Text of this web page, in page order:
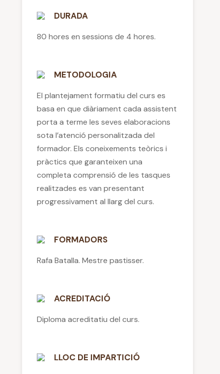
DURADA
80 hores en sessions de 4 hores.
METODOLOGIA
El plantejament formatiu del curs es
basa en que diàriament cada assistent
porta a terme les seves elaboracions
sota l’atenció personalitzada del
formador. Els coneixements teòrics i
pràctics que garanteixen una
completa comprensió de les tasques
realitzades es van presentant
progressivament al llarg del curs.
FORMADORS
Rafa Batalla. Mestre pastisser.
ACREDITACIÓ
Diploma acreditatiu del curs.
LLOC DE IMPARTICIÓ